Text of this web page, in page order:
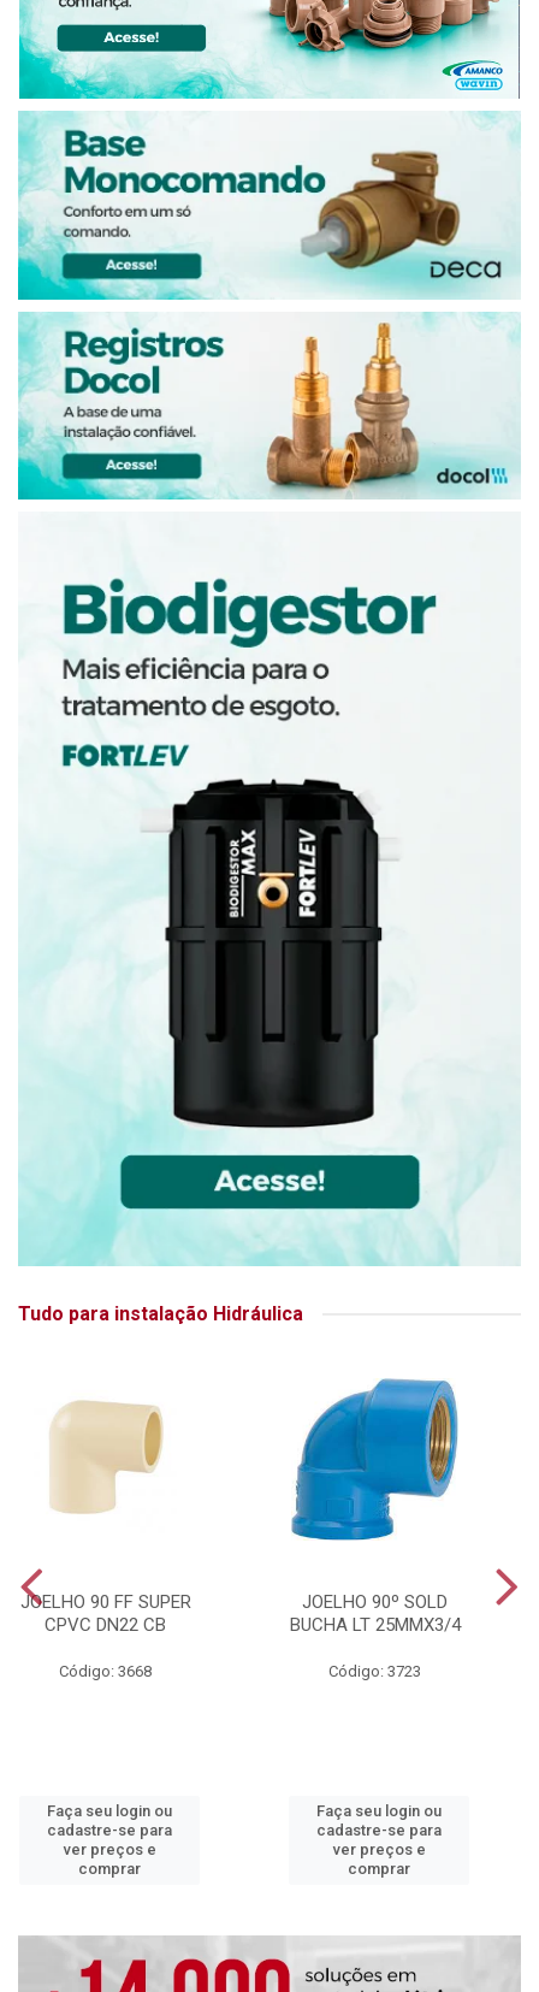
Tudo para instalação Hidráulica
JOELHO 90 FF SUPER
CPVC DN22 CB
Código: 3668
Faça seu login ou
cadastre-se para
ver preços e
comprar
JOELHO 90º SOLD
BUCHA LT 25MMX3/4
Código: 3723
Faça seu login ou
cadastre-se para
ver preços e
comprar